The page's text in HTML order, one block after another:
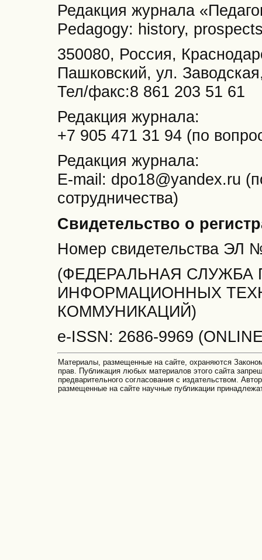
Редакция журнала
Pedagogу: history,
350080, Россия,
Пашковский, ул.
Тел/факс:8 861 203 51 61
Редакция журнала:
+7 905 471 31 94 (по
Редакция журнала:
E-mail: dpo18@yandex.ru
сотрудничества)
Свидетельство о
Номер свидетельства
(ФЕДЕРАЛЬНАЯ СЛУЖБА
ИНФОРМАЦИОННЫХ
КОММУНИКАЦИЙ)
e-ISSN: 2686-9969
Материалы, размещенные на сайте, охраняются
прав. Публикация любых материалов этого сайта
предварительного согласования с издательством.
размещенные на сайте научные публикации